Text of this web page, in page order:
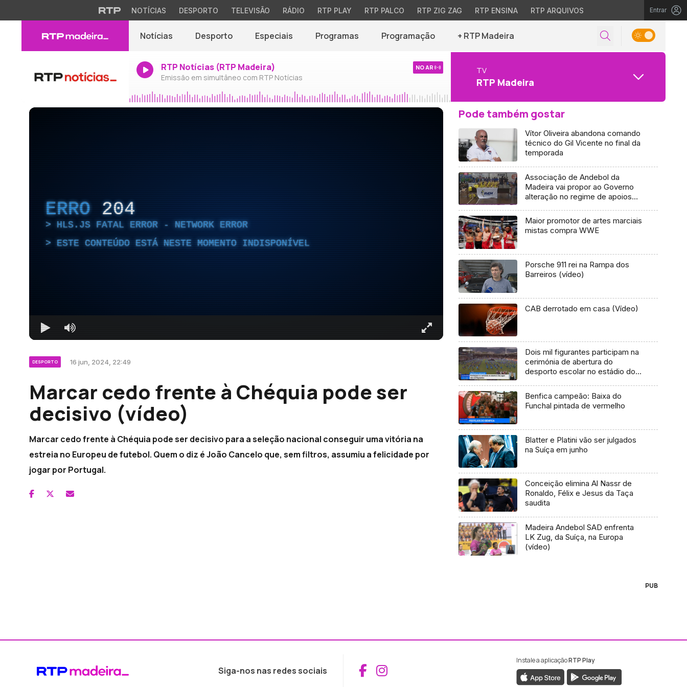
NOTÍCIAS DESPORTO TELEVISÃO RÁDIO RTP PLAY RTP PALCO RTP ZIG ZAG RTP ENSINA RTP ARQUIVOS Entrar
Notícias Desporto Especiais Programas Programação + RTP Madeira
RTP Notícias (RTP Madeira)
Emissão em simultâneo com RTP Notícias
NO AR TV
RTP Madeira
ERRO 204
HLS.JS FATAL ERROR - NETWORK ERROR
ESTE CONTEÚDO ESTÁ NESTE MOMENTO INDISPONÍVEL
DESPORTO 16 jun, 2024, 22:49
Marcar cedo frente à Chéquia pode ser
decisivo (vídeo)
Marcar cedo frente à Chéquia pode ser decisivo para a seleção nacional conseguir uma vitória na
estreia no Europeu de futebol. Quem o diz é João Cancelo que, sem filtros, assumiu a felicidade por
jogar por Portugal.
Pode também gostar
Vítor Oliveira abandona comando
técnico do Gil Vicente no final da
temporada
Associação de Andebol da
Madeira vai propor ao Governo
alteração no regime de apoios
Maior promotor de artes marciais
mistas compra WWE
Porsche 911 rei na Rampa dos
Barreiros (vídeo)
CAB derrotado em casa (Vídeo)
Dois mil figurantes participam na
cerimónia de abertura do
desporto escolar no estádio do
Benfica campeão: Baixa do
Funchal pintada de vermelho
Blatter e Platini vão ser julgados
na Suíça em junho
Conceição elimina Al Nassr de
Ronaldo, Félix e Jesus da Taça
saudita
Madeira Andebol SAD enfrenta
LK Zug, da Suíça, na Europa
(vídeo)
PUB
Siga-nos nas redes sociais Aceder ao Facebook da RTP Madeira
Aceder ao Instagram da RTP Madeira
Instale a aplicaçãoRTP Play